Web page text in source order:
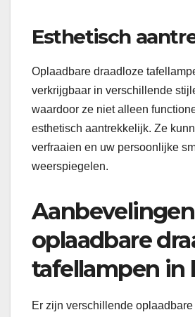
Esthetisch
Oplaadbare draadloze
verkrijgbaar in verschillende
waardoor ze niet alleen
esthetisch aantrekkelijk. Ze
verfraaien en uw persoonlijke
weerspiegelen.
oplaadbare
tafellampen in
Er zijn verschillende